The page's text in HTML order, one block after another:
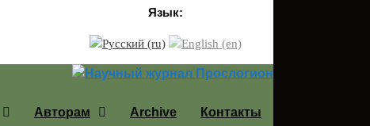
Язык:
Авторам Archive Контакты